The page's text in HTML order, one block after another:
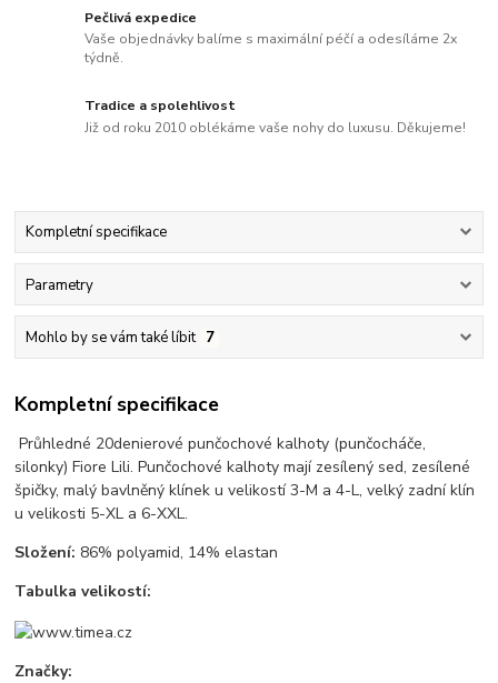
Pečlivá expedice
Vaše objednávky balíme s maximální péčí a odesíláme 2x
týdně.
Tradice a spolehlivost
Již od roku 2010 oblékáme vaše nohy do luxusu. Děkujeme!
Kompletní specifikace
Parametry
Mohlo by se vám také líbit 7
Kompletní specifikace
Průhledné 20denierové punčochové kalhoty (punčocháče,
silonky) Fiore Lili. Punčochové kalhoty mají zesílený sed, zesílené
špičky, malý bavlněný klínek u velikostí 3-M a 4-L, velký zadní klín
u velikosti 5-XL a 6-XXL.
Složení: 86% polyamid, 14% elastan
Tabulka velikostí:
Značky: